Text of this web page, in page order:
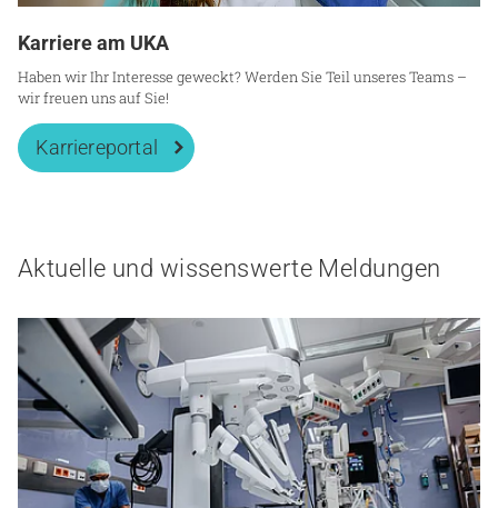
Karriere am UKA
Haben wir Ihr Interesse geweckt? Werden Sie Teil unseres Teams –
wir freuen uns auf Sie!
Karriereportal
Aktuelle und wissenswerte Meldungen